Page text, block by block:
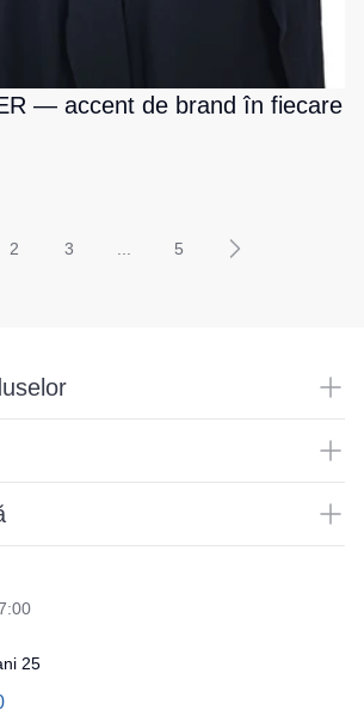
— accent de brand în fiecare
2 3 5
25